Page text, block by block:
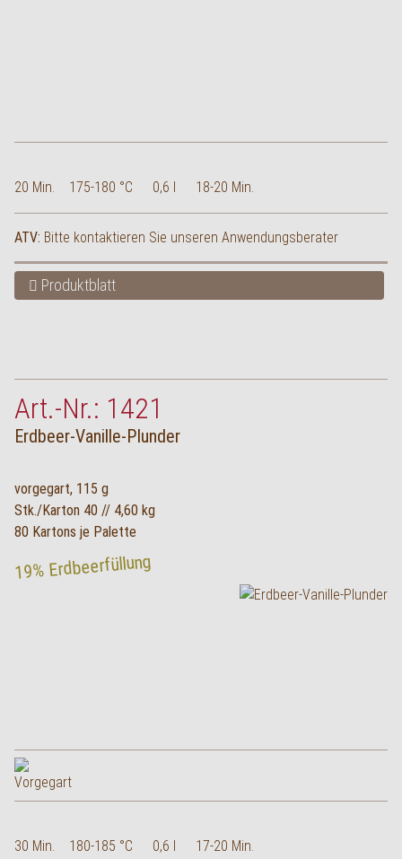
20 Min. 175-180 °C 0,6 l 18-20 Min.
ATV: Bitte kontaktieren Sie unseren Anwendungsberater
Produktblatt
Art.-Nr.: 1421
Erdbeer-Vanille-Plunder
vorgegart, 115 g
Stk./Karton 40 // 4,60 kg
80 Kartons je Palette
19% Erdbeerfüllung
30 Min. 180-185 °C 0,6 l 17-20 Min.